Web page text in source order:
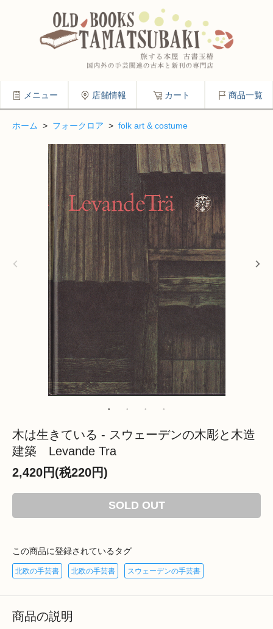
メニュー 店舗情報 カート 商品一覧
ホーム > フォークロア > folk art & costume
木は生きている - スウェーデンの木彫と木造
建築 Levande Tra
2,420円(税220円)
SOLD OUT
この商品に登録されているタグ
北欧の手芸書 北欧の手芸書 スウェーデンの手芸書
商品の説明